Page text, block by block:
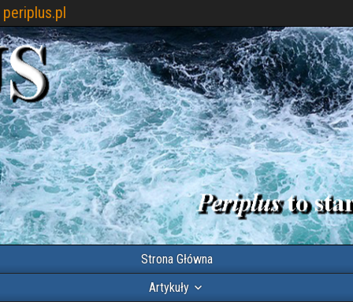
periplus.pl
Strona Główna
Artykuły